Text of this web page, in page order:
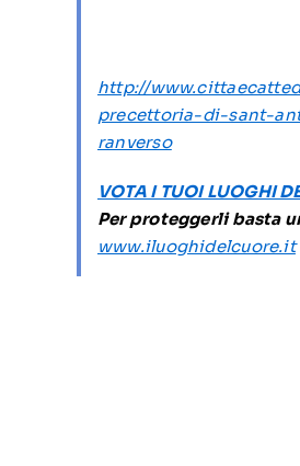
http://
precettoria-di-sant-
ranverso
VOTA I TUOI LUOGHI
Per proteggerli basta
www.iluoghidelcuore.it